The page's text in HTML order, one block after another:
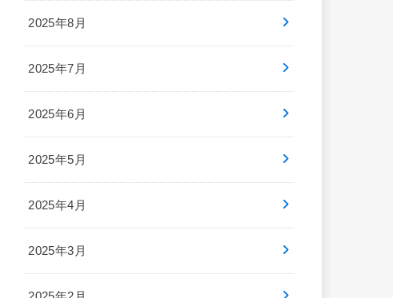
2025年8月
2025年7月
2025年6月
2025年5月
2025年4月
2025年3月